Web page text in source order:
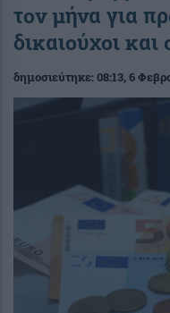
τον μήνα για
δικαιούχοι και
δημοσιεύτηκε:08:13, 6